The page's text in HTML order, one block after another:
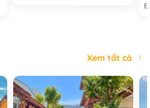
Xem tất cả